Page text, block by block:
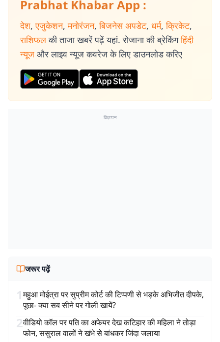
Prabhat Khabar App :
देश, एजुकेशन, मनोरंजन, बिजनेस अपडेट, धर्म, क्रिकेट,
राशिफल की ताजा खबरें पढ़ें यहां. रोजाना की ब्रेकिंग हिंदी
न्यूज और लाइव न्यूज कवरेज के लिए डाउनलोड करिए
विज्ञापन
जरूर पढ़ें
1महुआ मोईत्रा पर सुप्रीम कोर्ट की टिप्पणी से भड़के अभिजीत दीपके,
पूछा- क्या सब सीने पर गोली खायें?
2वीडियो कॉल पर पति का अफेयर देख कटिहार की महिला ने तोड़ा
फोन, ससुराल वालों ने खंभे से बांधकर जिंदा जलाया